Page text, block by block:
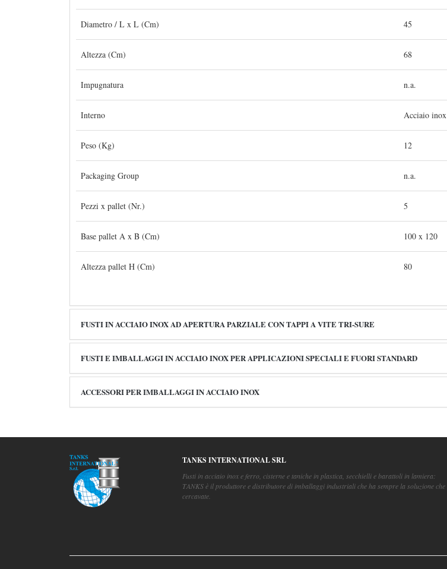
Diametro / L x L (Cm) 45
Altezza (Cm) 68
Impugnatura n.a.
Interno Acciaio inox
Peso (Kg) 12
Packaging Group n.a.
Pezzi x pallet (Nr.) 5
Base pallet A x B (Cm) 100 x 120
Altezza pallet H (Cm) 80
FUSTI IN ACCIAIO INOX AD APERTURA PARZIALE CON TAPPI A VITE TRI-SURE
FUSTI E IMBALLAGGI IN ACCIAIO INOX PER APPLICAZIONI SPECIALI E FUORI STANDARD
ACCESSORI PER IMBALLAGGI IN ACCIAIO INOX
TANKS INTERNATIONAL SRL
Fusti in acciaio inox e ferro, cisterne e taniche in plastica, secchielli e barattoli in lamiera:
TANKS è il produttore e distributore di imballaggi industriali che ha sempre la soluzione che
cercavate.